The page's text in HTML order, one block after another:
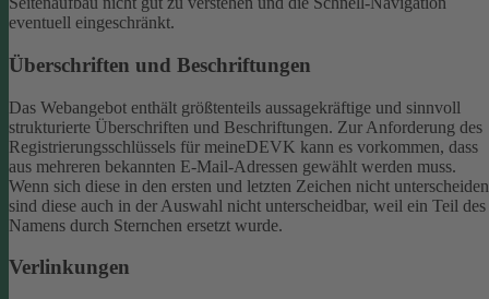
eventuell eingeschränkt.
Überschriften und Beschriftungen
Das Webangebot enthält größtenteils aussagekräftige und sinnvoll
strukturierte Überschriften und Beschriftungen. Zur Anforderung des
Registrierungsschlüssels für meineDEVK kann es vorkommen, dass
aus mehreren bekannten E-Mail-Adressen gewählt werden muss.
Wenn sich diese in den ersten und letzten Zeichen nicht
sind diese auch in der Auswahl nicht unterscheidbar, weil ein Teil des
Namens durch Sternchen ersetzt wurde.
Verlinkungen